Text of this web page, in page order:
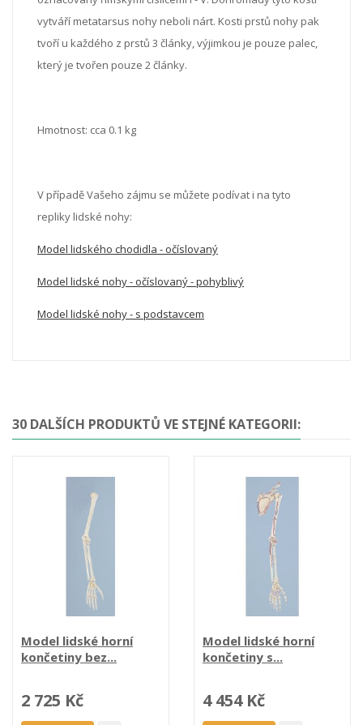
vytváří metatarsus nohy neboli nárt. Kosti prstů nohy pak
tvoří u každého z prstů 3 články, výjimkou je pouze palec,
který je tvořen pouze 2 články.
Hmotnost: cca 0.1 kg
V případě Vašeho zájmu se můžete podívat i na tyto
repliky lidské nohy:
Model lidského chodidla - očíslovaný
Model lidské nohy - očíslovaný - pohyblivý
Model lidské nohy - s podstavcem
30 DALŠÍCH PRODUKTŮ VE STEJNÉ KATEGORII:
Model lidské horní
končetiny bez...
2 725 Kč
Model lidské horní
končetiny s...
4 454 Kč